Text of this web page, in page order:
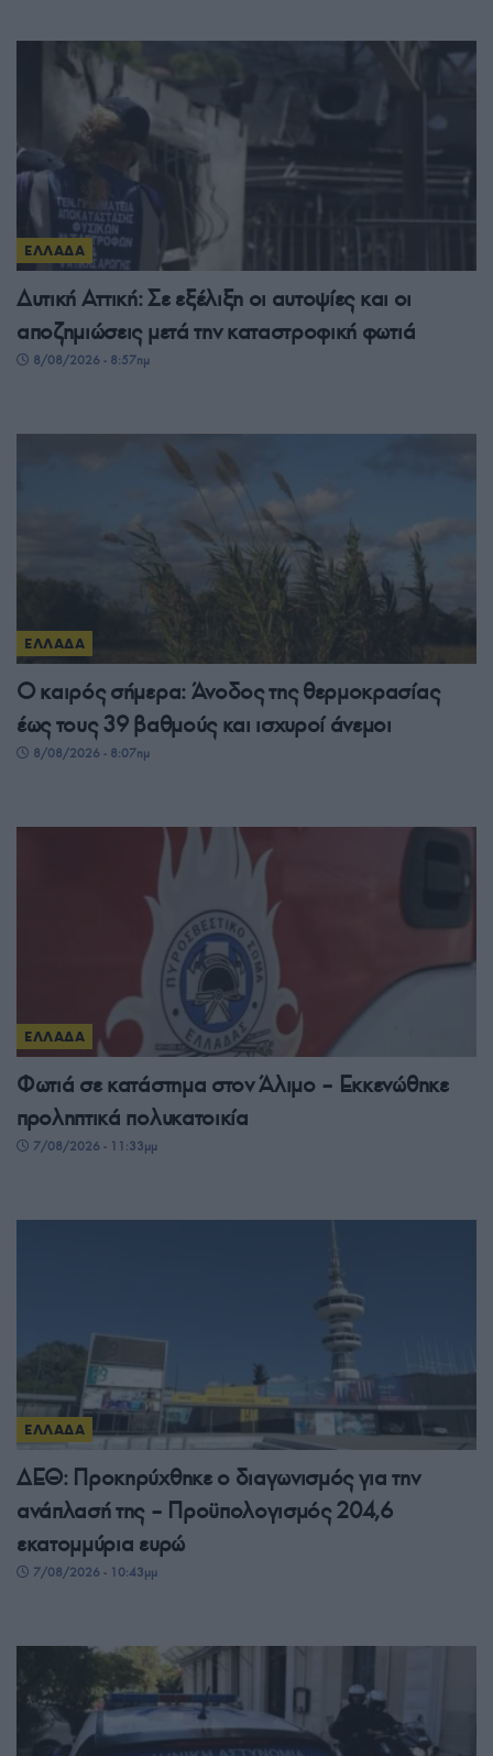
ΕΛΛΑΔΑ
Δυτική Αττική: Σε εξέλιξη οι αυτοψίες και οι
αποζημιώσεις μετά την καταστροφική φωτιά
8/08/2026 - 8:57πμ
ΕΛΛΑΔΑ
Ο καιρός σήμερα: Άνοδος της θερμοκρασίας
έως τους 39 βαθμούς και ισχυροί άνεμοι
8/08/2026 - 8:07πμ
ΕΛΛΑΔΑ
Φωτιά σε κατάστημα στον Άλιμο – Εκκενώθηκε
προληπτικά πολυκατοικία
7/08/2026 - 11:33μμ
ΕΛΛΑΔΑ
ΔΕΘ: Προκηρύχθηκε ο διαγωνισμός για την
ανάπλασή της – Προϋπολογισμός 204,6
εκατομμύρια ευρώ
7/08/2026 - 10:43μμ